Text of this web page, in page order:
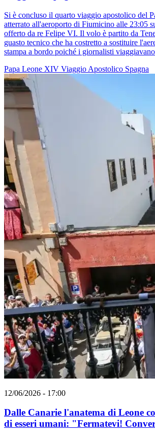
Si è concluso il quarto viaggio apostolico del
atterrato all'aeroporto di Fiumicino alle 23:05
offerto da re Felipe VI. Il volo è partito da
guasto tecnico che ha costretto a sostituire
stampa a bordo poiché i giornalisti
Papa Leone XIV Viaggio Apostolico Spagna
12/06/2026 - 17:00
Dalle Canarie l'anatema di Leone
di esseri umani: "Fermatevi!